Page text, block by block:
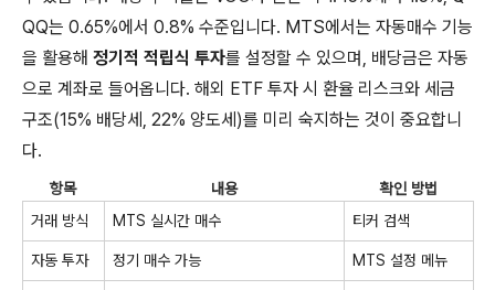
QQ는 0.65%에서 0.8% 수준입니다. MTS에서는 자동매수 기능
을 활용해 정기적 적립식 투자를 설정할 수 있으며, 배당금은 자동
으로 계좌로 들어옵니다. 해외 ETF 투자 시 환율 리스크와 세금
구조(15% 배당세, 22% 양도세)를 미리 숙지하는 것이 중요합니
다.
항목 내용
확인 방법
거래 방식
MTS 실시간 매수 티커 검색
자동 투자 정기 매수 가능 MTS 설정 메뉴